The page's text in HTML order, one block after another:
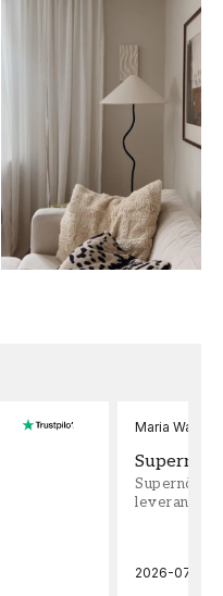
Versace vi
TAPETTYP
Non-Woven
Maria
leveran,
2026-07-22